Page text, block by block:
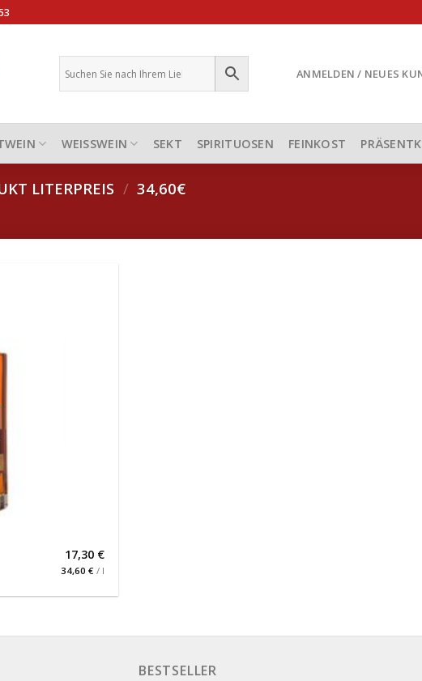
ANMELDEN / NEUES
WEISSWEIN SEKT SPIRITUOSEN FEINKOST
LITERPREIS / 34,60€
17,30 €
34,60 € / l
BESTSELLER